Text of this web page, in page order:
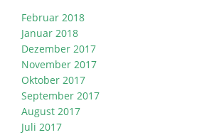
Februar 2018
Januar 2018
Dezember 2017
November 2017
Oktober 2017
September 2017
August 2017
Juli 2017